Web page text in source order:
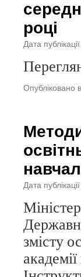
році
Дата публікації
Опубліковано в
Дата публікації
змісту